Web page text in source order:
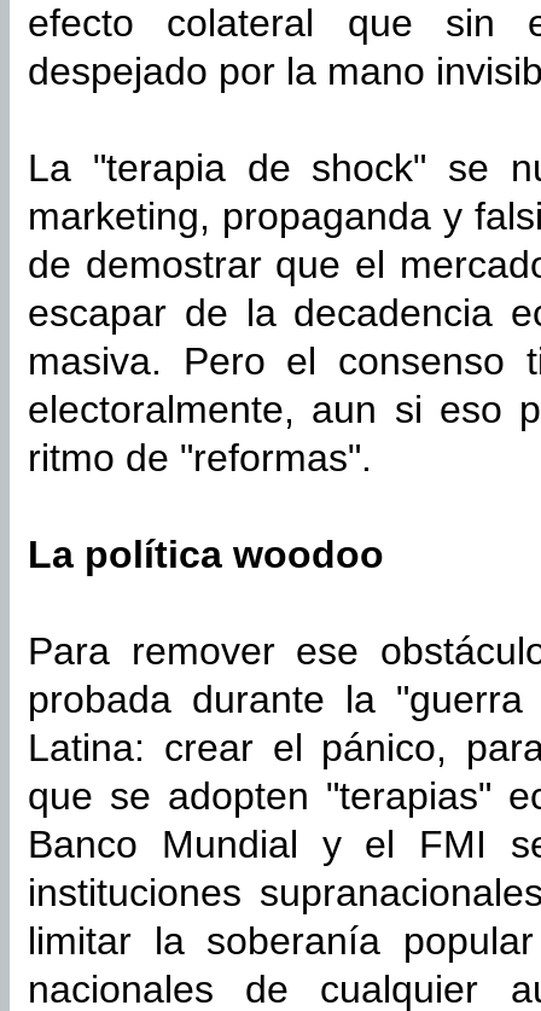
efecto colateral que sin
despejado por la mano
La "terapia de shock" se
marketing, propaganda y
de demostrar que el
escapar de la decadencia
masiva. Pero el consenso
electoralmente, aun si eso
ritmo de "reformas".
La política woodoo
Para remover ese
probada durante la
Latina: crear el pánico,
que se adopten "terapias"
Banco Mundial y el FMI
instituciones
limitar la soberanía
nacionales de cualquier